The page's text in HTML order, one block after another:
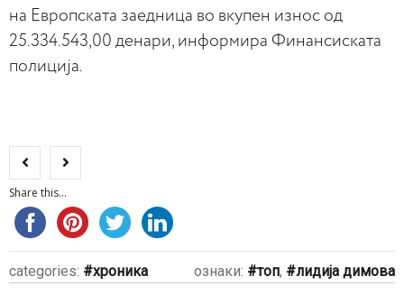
на Европската заедница во вкупен износ од
25.334.543,00 денари, информира Финансиската
полиција.
Share this...
categories: хроника ознаки: топ, лидија димова